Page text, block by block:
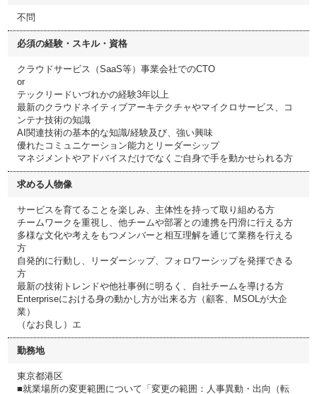
不問
必須の経験・スキル・資格
クラウドサービス（SaaS等）事業会社でのCTO
or
テックリードいづれかの経験3年以上
最新のクラウドネイティブアーキテクチャやマイクロサービス、コ
ンテナ技術の知識
AI関連技術の基本的な知識/経験及び、強い興味
優れたコミュニケーション能力とリーダーシップ
マネジメントやアドバイスだけでなくご自身で手を動かせられる方
求める人物像
サービスを育てることを楽しみ、主体性を持って取り組める方
チームワークを重視し、他チームや部署との連携を円滑に行える方
多様な文化や考えをもつメンバーと相互理解を通じて業務を行える
方
自発的に行動し、リーダーシップ、フォロワーシップを発揮できる
方
最新の技術トレンドや他社事例に明るく、自社チームを導ける方
Enterpriseにおける身の動かし方が出来る方（顧客、MSOLが大企
業）
（なお良し）エ
勤務地
東京都港区
■就業場所の変更範囲について「変更の範囲：人事異動・出向（転